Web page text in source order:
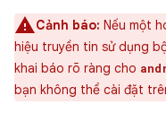
Cảnh báo: Nếu một
hiệu truyền tin sử dụng
khai báo rõ ràng cho
bạn không thể cài đặt